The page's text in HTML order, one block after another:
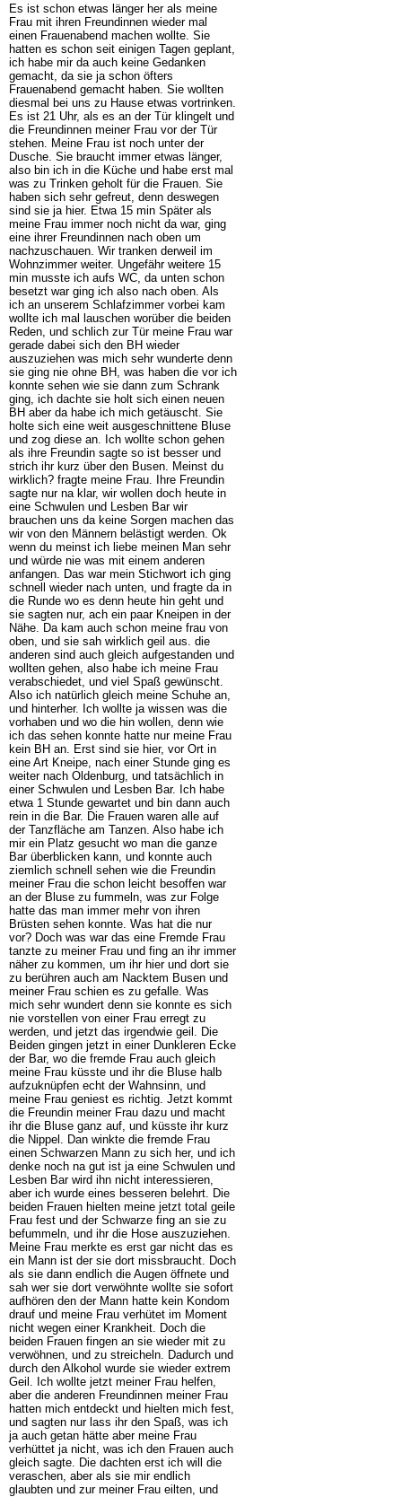
Es ist schon etwas länger her als meine
Frau mit ihren Freundinnen wieder mal
einen Frauenabend machen wollte. Sie
hatten es schon seit einigen Tagen geplant,
ich habe mir da auch keine Gedanken
gemacht, da sie ja schon öfters
Frauenabend gemacht haben. Sie wollten
diesmal bei uns zu Hause etwas vortrinken.
Es ist 21 Uhr, als es an der Tür klingelt und
die Freundinnen meiner Frau vor der Tür
stehen. Meine Frau ist noch unter der
Dusche. Sie braucht immer etwas länger,
also bin ich in die Küche und habe erst mal
was zu Trinken geholt für die Frauen. Sie
haben sich sehr gefreut, denn deswegen
sind sie ja hier. Etwa 15 min Später als
meine Frau immer noch nicht da war, ging
eine ihrer Freundinnen nach oben um
nachzuschauen. Wir tranken derweil im
Wohnzimmer weiter. Ungefähr weitere 15
min musste ich aufs WC, da unten schon
besetzt war ging ich also nach oben. Als
ich an unserem Schlafzimmer vorbei kam
wollte ich mal lauschen worüber die beiden
Reden, und schlich zur Tür meine Frau war
gerade dabei sich den BH wieder
auszuziehen was mich sehr wunderte denn
sie ging nie ohne BH, was haben die vor ich
konnte sehen wie sie dann zum Schrank
ging, ich dachte sie holt sich einen neuen
BH aber da habe ich mich getäuscht. Sie
holte sich eine weit ausgeschnittene Bluse
und zog diese an. Ich wollte schon gehen
als ihre Freundin sagte so ist besser und
strich ihr kurz über den Busen. Meinst du
wirklich? fragte meine Frau. Ihre Freundin
sagte nur na klar, wir wollen doch heute in
eine Schwulen und Lesben Bar wir
brauchen uns da keine Sorgen machen das
wir von den Männern belästigt werden. Ok
wenn du meinst ich liebe meinen Man sehr
und würde nie was mit einem anderen
anfangen. Das war mein Stichwort ich ging
schnell wieder nach unten, und fragte da in
die Runde wo es denn heute hin geht und
sie sagten nur, ach ein paar Kneipen in der
Nähe. Da kam auch schon meine frau von
oben, und sie sah wirklich geil aus. die
anderen sind auch gleich aufgestanden und
wollten gehen, also habe ich meine Frau
verabschiedet, und viel Spaß gewünscht.
Also ich natürlich gleich meine Schuhe an,
und hinterher. Ich wollte ja wissen was die
vorhaben und wo die hin wollen, denn wie
ich das sehen konnte hatte nur meine Frau
kein BH an. Erst sind sie hier, vor Ort in
eine Art Kneipe, nach einer Stunde ging es
weiter nach Oldenburg, und tatsächlich in
einer Schwulen und Lesben Bar. Ich habe
etwa 1 Stunde gewartet und bin dann auch
rein in die Bar. Die Frauen waren alle auf
der Tanzfläche am Tanzen. Also habe ich
mir ein Platz gesucht wo man die ganze
Bar überblicken kann, und konnte auch
ziemlich schnell sehen wie die Freundin
meiner Frau die schon leicht besoffen war
an der Bluse zu fummeln, was zur Folge
hatte das man immer mehr von ihren
Brüsten sehen konnte. Was hat die nur
vor? Doch was war das eine Fremde Frau
tanzte zu meiner Frau und fing an ihr immer
näher zu kommen, um ihr hier und dort sie
zu berühren auch am Nacktem Busen und
meiner Frau schien es zu gefalle. Was
mich sehr wundert denn sie konnte es sich
nie vorstellen von einer Frau erregt zu
werden, und jetzt das irgendwie geil. Die
Beiden gingen jetzt in einer Dunkleren Ecke
der Bar, wo die fremde Frau auch gleich
meine Frau küsste und ihr die Bluse halb
aufzuknüpfen echt der Wahnsinn, und
meine Frau geniest es richtig. Jetzt kommt
die Freundin meiner Frau dazu und macht
ihr die Bluse ganz auf, und küsste ihr kurz
die Nippel. Dan winkte die fremde Frau
einen Schwarzen Mann zu sich her, und ich
denke noch na gut ist ja eine Schwulen und
Lesben Bar wird ihn nicht interessieren,
aber ich wurde eines besseren belehrt. Die
beiden Frauen hielten meine jetzt total geile
Frau fest und der Schwarze fing an sie zu
befummeln, und ihr die Hose auszuziehen.
Meine Frau merkte es erst gar nicht das es
ein Mann ist der sie dort missbraucht. Doch
als sie dann endlich die Augen öffnete und
sah wer sie dort verwöhnte wollte sie sofort
aufhören den der Mann hatte kein Kondom
drauf und meine Frau verhütet im Moment
nicht wegen einer Krankheit. Doch die
beiden Frauen fingen an sie wieder mit zu
verwöhnen, und zu streicheln. Dadurch und
durch den Alkohol wurde sie wieder extrem
Geil. Ich wollte jetzt meiner Frau helfen,
aber die anderen Freundinnen meiner Frau
hatten mich entdeckt und hielten mich fest,
und sagten nur lass ihr den Spaß, was ich
ja auch getan hätte aber meine Frau
verhüttet ja nicht, was ich den Frauen auch
gleich sagte. Die dachten erst ich will die
veraschen, aber als sie mir endlich
glaubten und zur meiner Frau eilten, und